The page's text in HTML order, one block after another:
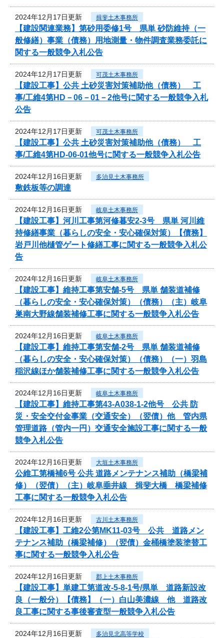
2024年12月17日更新 揖斐土木事務所
【建設関連業務】第砂用委修1号 県単 砂防維持（一
般修繕）事業（債務）用地測量・物件調査業務委託に
関する一般競争入札公告
2024年12月17日更新 可茂土木事務所
【建設工事】公共 土砂災害対策補助他（債務） 工
事/工維4第HD－06－01－2他号に関する一般競争入札
公告
2024年12月17日更新 可茂土木事務所
【建設工事】公共 土砂災害対策補助他（債務） 工
事/工維4第HD-06-01他号に関する一般競争入札公告
2024年12月16日更新 多治見土木事務所
敷鉄板等の調達
2024年12月16日更新 岐阜土木事務所
【建設工事】河川工事第河修暮安2-3号 県単 河川維
持修繕事業（暮らしの安全・安心確保対策）【債務】
岩戸川他樋管ゲート修繕工事に関する一般競争入札公
告
2024年12月16日更新 岐阜土木事務所
【建設工事】維持工事第安舗-5号 県単 舗装道補修
（暮らしの安全・安心確保対策）（債務）（主）岐阜
巣南大野線舗装補修工事に関する一般競争入札公告
2024年12月16日更新 岐阜土木事務所
【建設工事】維持工事第安舗-2号 県単 舗装道補修
（暮らしの安全・安心確保対策）（債務）（一）羽島
稲沢線ほか舗装補修工事に関する一般競争入札公告
2024年12月16日更新 岐阜土木事務所
【建設工事】維持工事第43-A038-1-2他号 公共 防
災・安全交付金事業（交通安全）（翌債）他 管内県
管理道路（管内一円）交通安全施設工事に関する一般
競争入札公告
2024年12月16日更新 大垣土木事務所
公維工第橋補6号 公共 道路メンテナンス補助（橋梁補
修）（翌債）（主）岐阜垂井線 揖斐大橋 橋梁補修
工事に関する一般競争入札公告
2024年12月16日更新 古川土木事務所
【建設工事】工維2公第MK11-03号 公共 道路メン
テナンス補助（橋梁補修）（翌債）金桶橋塗装塗替工
事に関する一般競争入札公告
2024年12月16日更新 郡上土木事務所
【建設工事】単建工第道改-5-8-1号/県単 道路新設改
良（一般分）【債務】（一）白山美濃線 他 道路改
良工事に関する事後審査型一般競争入札公告
2024年12月16日更新 多治見北高等学校